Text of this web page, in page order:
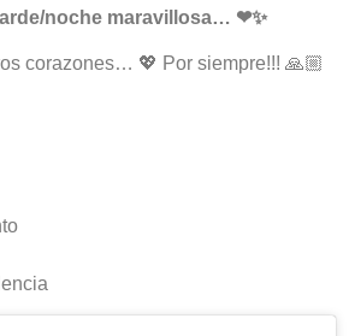
noche maravillosa… ❤✨
corazones… 💖 Por siempre!!! 🙏🏼